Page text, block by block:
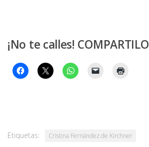
¡No te calles! COMPARTILO
Etiquetas: Cristina Fernández de Kirchner